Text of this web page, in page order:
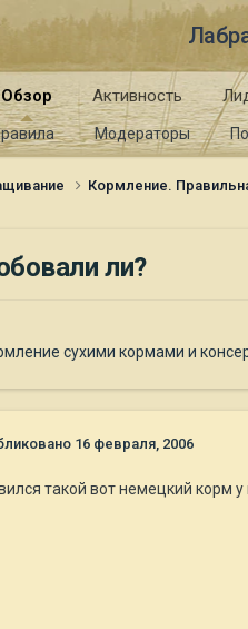
Обзор
Модераторы
Активность
Кормление.
ли?
сухими кормами и
16 февраля, 2006
такой вот немецкий корм